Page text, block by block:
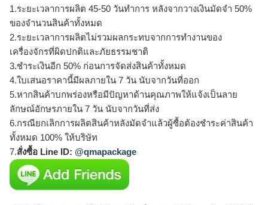
1.ระยะเวลาการผลิต 45-50 วันทำการ หลังจากวางเงินมัดจำ 50%
ของจำนวนสินค้าทั้งหมด
2.ระยะเวลาการผลิตไม่รวมผลกระทบจากการทำงานของ
เครื่องจักรที่ผิดปกติและภัยธรรมชาติ
3.ชำระเงินอีก 50% ก่อนการจัดส่งสินค้าทั้งหมด
4.ใบเสนอราคานี้มีผลภายใน 7 วัน นับจากวันที่ออก
5.หากสินค้าบกพร่องหรือมีปัญหาด้านคุณภาพให้แจ้งเป็นลาย
ลักษณ์อักษรภายใน 7 วัน นับจากวันที่ส่ง
6.กรณียกเลิกการผลิตสินค้าหลังมัดจำแล้วผู้ซื้อต้องชำระค่าสินค้า
ทั้งหมด 100% ให้บริษัท
7.สั่งซื้อ Line ID: @qmapackage